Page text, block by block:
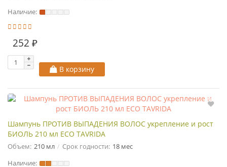
Наличие:
252 ₽
В корзину
Шампунь ПРОТИВ ВЫПАДЕНИЯ ВОЛОС укрепление и рост
БИОЛЬ 210 мл ECO TAVRIDA
Объем: 210 мл Срок годности: 18 мес
Наличие: